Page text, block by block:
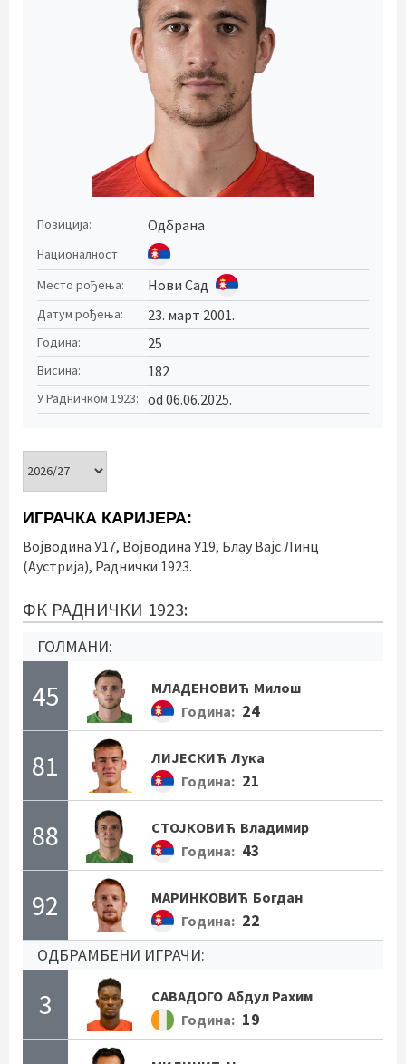
Позиција: Одбрана
Националност
Место рођења:
Нови Сад
Датум рођења: 23. март 2001.
Година: 25
Висина: 182
У Радничком 1923: od 06.06.2025.
ИГРАЧКА КАРИЈЕРА:
Војводина У17, Војводина У19, Блау Вајс Линц
(Аустрија), Раднички 1923.
ФК РАДНИЧКИ 1923:
ГОЛМАНИ:
45 МЛАДЕНОВИЋ Милош
Година: 24
81 ЛИЈЕСКИЋ Лука
Година: 21
88 СТОЈКОВИЋ Владимир
Година: 43
92 МАРИНКОВИЋ Богдан
Година: 22
ОДБРАМБЕНИ ИГРАЧИ:
3 САВАДОГО Абдул Рахим
Година: 19